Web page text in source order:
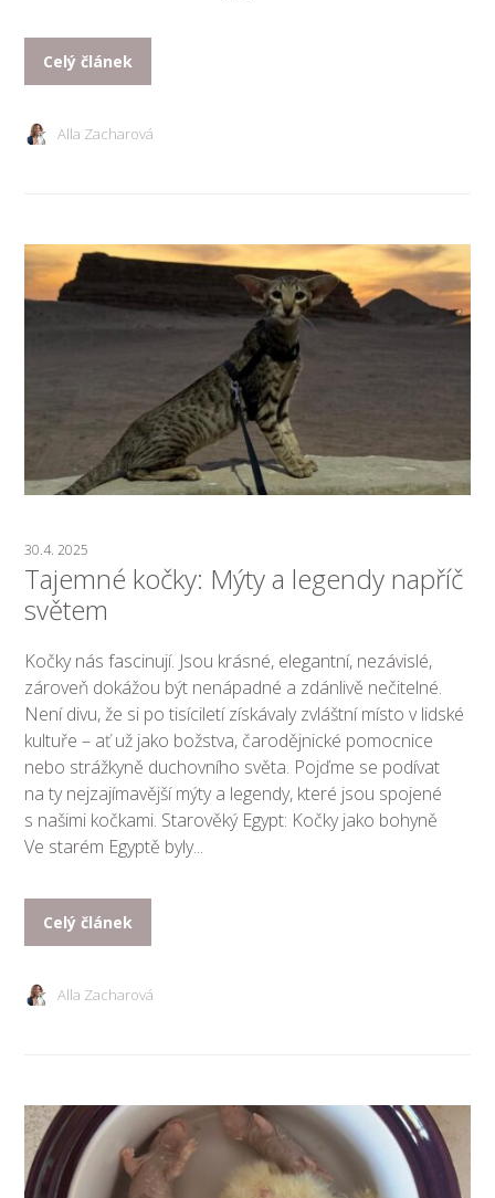
Celý článek
Alla Zacharová
30.4. 2025
Tajemné kočky: Mýty a legendy napříč
světem
Kočky nás fascinují. Jsou krásné, elegantní, nezávislé,
zároveň dokážou být nenápadné a zdánlivě nečitelné.
Není divu, že si po tisíciletí získávaly zvláštní místo v lidské
kultuře – ať už jako božstva, čarodějnické pomocnice
nebo strážkyně duchovního světa. Pojďme se podívat
na ty nejzajímavější mýty a legendy, které jsou spojené
s našimi kočkami. Starověký Egypt: Kočky jako bohyně
Ve starém Egyptě byly...
Celý článek
Alla Zacharová